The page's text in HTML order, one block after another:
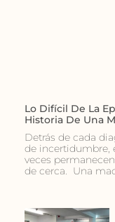
Lo Difícil De La
Historia De Una
Detrás de cada
de incertidumbre,
veces
de cerca. Una